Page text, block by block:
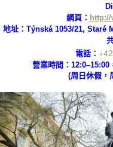
網頁：
地址： Týnská 1053/21, Staré
電話：
營業時間：12:0–15:00
(周日休假，